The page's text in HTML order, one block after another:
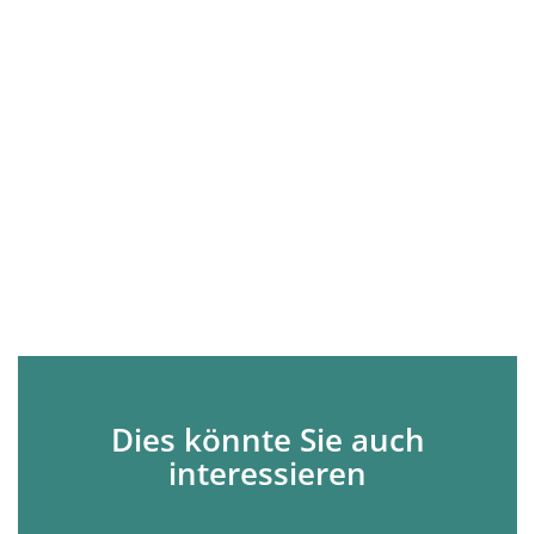
Dies könnte Sie auch
interessieren